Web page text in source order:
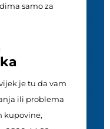
samo za
je tu da vam
ili problema
kupovine,